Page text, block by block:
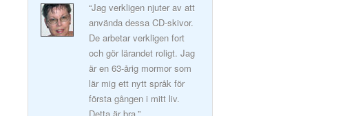
“Jag verkligen njuter av att
använda dessa CD-skivor.
De arbetar verkligen fort
och gör lärandet roligt. Jag
är en 63-årig mormor som
lär mig ett nytt språk för
första gången i mitt liv.